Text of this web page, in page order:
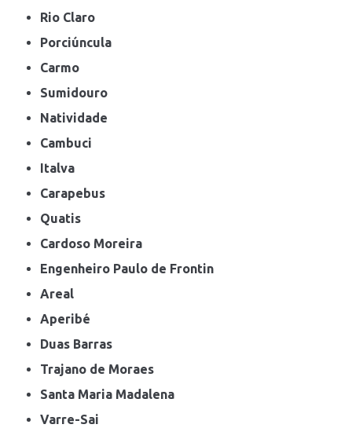
Rio Claro
Porciúncula
Carmo
Sumidouro
Natividade
Cambuci
Italva
Carapebus
Quatis
Cardoso Moreira
Engenheiro Paulo de Frontin
Areal
Aperibé
Duas Barras
Trajano de Moraes
Santa Maria Madalena
Varre-Sai